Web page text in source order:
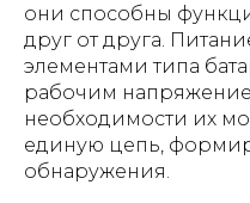
они способны
друг от друга.
элементами типа
рабочим
необходимости их
единую цепь,
обнаружения.